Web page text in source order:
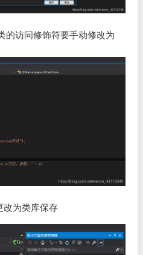
的访问修饰符要手动修改为
改为类库保存